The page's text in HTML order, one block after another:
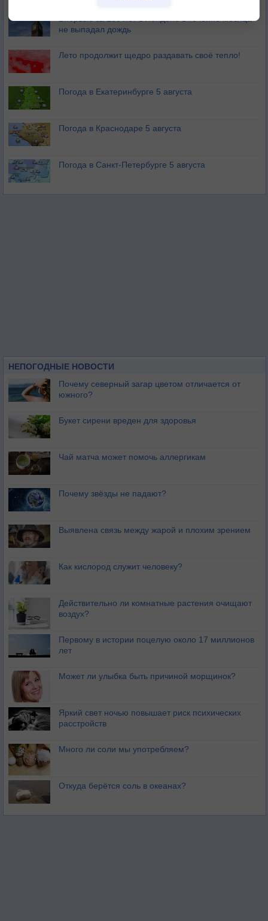
Впервые за 155 лет в Лондоне в течение месяца
не выпадал дождь
Лето продолжит щедро раздавать своё тепло!
Погода в Екатеринбурге 5 августа
Погода в Краснодаре 5 августа
Погода в Санкт-Петербурге 5 августа
НЕПОГОДНЫЕ НОВОСТИ
Почему северный загар цветом отличается от
южного?
Букет сирени вреден для здоровья
Чай матча может помочь аллергикам
Почему звёзды не падают?
Выявлена связь между жарой и плохим зрением
Как кислород служит человеку?
Действительно ли комнатные растения очищают
воздух?
Первому в истории поцелую около 17 миллионов
лет
Может ли улыбка быть причиной морщинок?
Яркий свет ночью повышает риск психических
расстройств
Много ли соли мы употребляем?
Откуда берётся соль в океанах?